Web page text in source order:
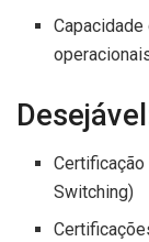
Certificação
Switching)